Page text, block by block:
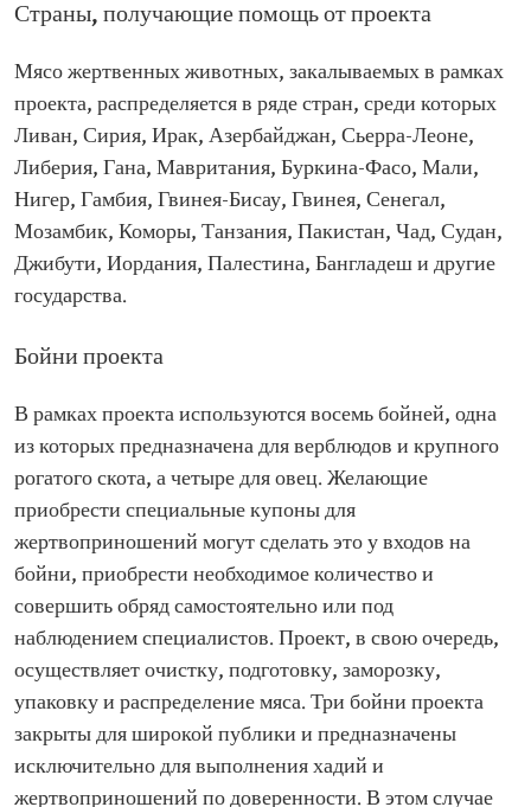
Страны, получающие помощь от проекта
Мясо жертвенных животных, закалываемых в рамках
проекта, распределяется в ряде стран, среди которых
Ливан, Сирия, Ирак, Азербайджан, Сьерра-Леоне,
Либерия, Гана, Мавритания, Буркина-Фасо, Мали,
Нигер, Гамбия, Гвинея-Бисау, Гвинея, Сенегал,
Мозамбик, Коморы, Танзания, Пакистан, Чад, Судан,
Джибути, Иордания, Палестина, Бангладеш и другие
государства.
Бойни проекта
В рамках проекта используются восемь бойней, одна
из которых предназначена для верблюдов и крупного
рогатого скота, а четыре для овец. Желающие
приобрести специальные купоны для
жертвоприношений могут сделать это у входов на
бойни, приобрести необходимое количество и
совершить обряд самостоятельно или под
наблюдением специалистов. Проект, в свою очередь,
осуществляет очистку, подготовку, заморозку,
упаковку и распределение мяса. Три бойни проекта
закрыты для широкой публики и предназначены
исключительно для выполнения хадий и
жертвоприношений по доверенности. В этом случае